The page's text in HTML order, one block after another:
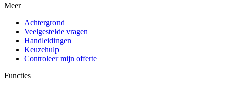
Meer
Achtergrond
Veelgestelde vragen
Handleidingen
Keuzehulp
Controleer mijn offerte
Functies